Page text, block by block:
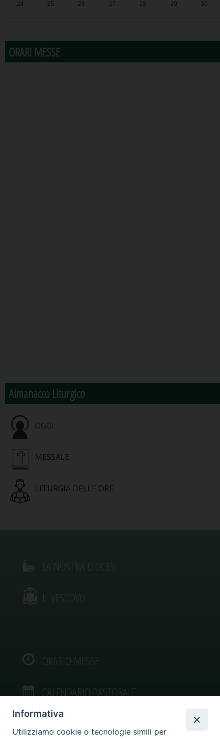
24 25 26 27 28 29 30
ORARI MESSE
Almanacco Liturgico
OGGI:
MESSALE
LITURGIA DELLE ORE
IL VESCOVO
ORARIO MESSE
CALENDARIO PASTORALE
Informativa
Utilizziamo cookie o tecnologie simili per